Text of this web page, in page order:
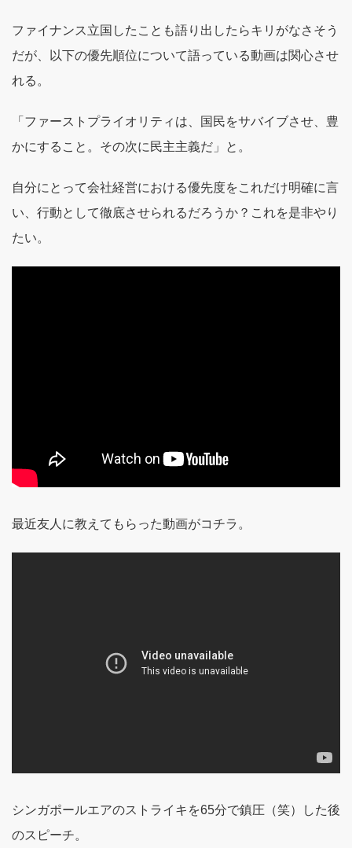
ファイナンス立国したことも語り出したらキリがなさそう
だが、以下の優先順位について語っている動画は関心させ
れる。
「ファーストプライオリティは、国民をサバイブさせ、豊
かにすること。その次に民主主義だ」と。
自分にとって会社経営における優先度をこれだけ明確に言
い、行動として徹底させられるだろうか？これを是非やり
たい。
最近友人に教えてもらった動画がコチラ。
シンガポールエアのストライキを65分で鎮圧（笑）した後
のスピーチ。